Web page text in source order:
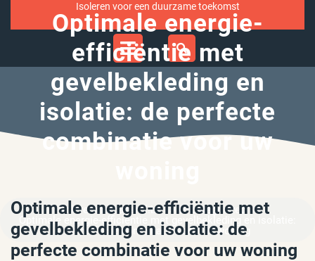
Isoleren voor een duurzame toekomst
Open
Menu
Optimale energie-
efficiëntie met
gevelbekleding en
isolatie: de perfecte
combinatie voor uw
isolerenmetcaparol.be»Uncategorized»
Optimale energie-efficiëntie met gevelbekleding en isolatie:
de perfecte combinatie voor uw woning
Optimale energie-efficiëntie met
gevelbekleding en isolatie: de
perfecte combinatie voor uw woning